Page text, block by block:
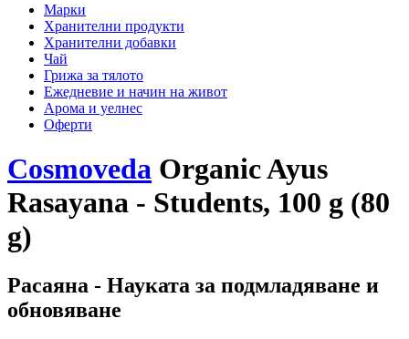
Марки
Хранителни продукти
Хранителни добавки
Чай
Грижа за тялото
Ежедневие и начин на живот
Арома и уелнес
Оферти
Cosmoveda Organic Ayus
Rasayana - Students, 100 g (80
g)
Расаяна - Науката за подмладяване и
обновяване